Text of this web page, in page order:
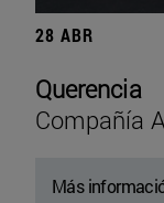
28 ABR
Querencia
Compañía
Más